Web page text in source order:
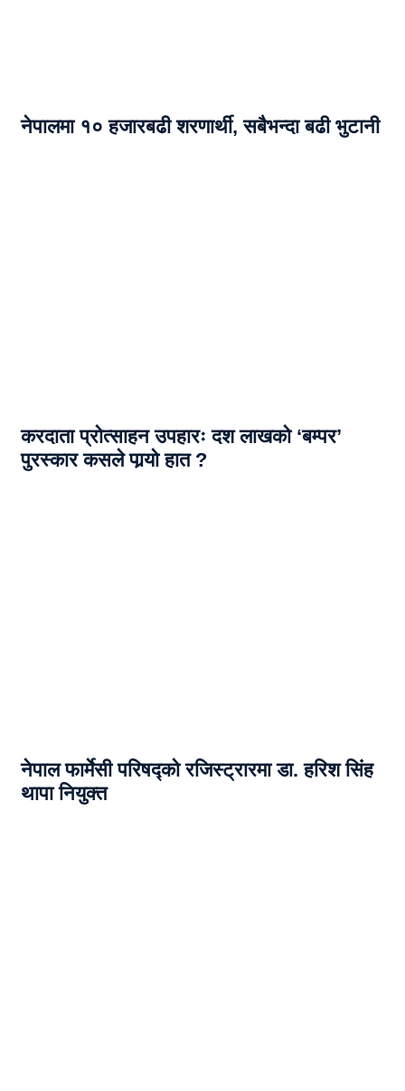
नेपालमा १० हजारबढी शरणार्थी, सबैभन्दा बढी भुटानी
करदाता प्रोत्साहन उपहारः दश लाखको ‘बम्पर’
पुरस्कार कसले पार्‍याे हात ?
नेपाल फार्मेसी परिषद्को रजिस्ट्रारमा डा. हरिश सिंह
थापा नियुक्त